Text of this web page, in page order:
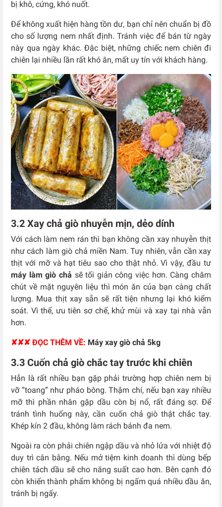
bị khô, cứng, khó nuốt.
Để không xuất hiện hàng tồn dư, bạn chỉ nên chuẩn bị đồ
cho số lượng nem nhất định. Tránh việc để bán từ ngày
này qua ngày khác. Đặc biệt, những chiếc nem chiên đi
chiên lại nhiều lần rất khó ăn, mất uy tín với khách hàng.
3.2 Xay chả giò nhuyễn mịn, dẻo dính
Với cách làm nem rán thì bạn không cần xay nhuyễn thịt
như cách làm giò chả miền Nam. Tuy nhiên, vẫn cần xay
thịt với mỡ và hạt tiêu sao cho thật nhỏ. Vì vậy, đầu tư
máy làm giò chả sẽ tối giản công việc hơn. Càng chăm
chút về mặt nguyên liệu thì món ăn của bạn càng chất
lượng. Mua thịt xay sẵn sẽ rất tiện nhưng lại khó kiểm
soát. Vì thế, ưu tiên sơ chế, khử mùi và xay tại nhà vẫn
hơn.
✘✘✘ ĐỌC THÊM VỀ: Máy xay giò chả 5kg
3.3 Cuốn chả giò chắc tay trước khi chiên
Hẳn là rất nhiều bạn gặp phải trường hợp chiên nem bị
vỡ “toang” như pháo bông. Thậm chí, nếu bạn xay nhiều
mỡ thì phần nhân gặp dầu còn bị nổ, rất đáng sợ. Để
tránh tình huống này, cần cuốn chả giò thật chắc tay.
Khép kín 2 đầu, không làm rách bánh đa nem.
Ngoài ra còn phải chiên ngập dầu và nhỏ lửa với nhiệt độ
duy trì cân bằng. Nếu mở tiệm kinh doanh thì dùng bếp
chiên tách dầu sẽ cho năng suất cao hơn. Bên cạnh đó
còn khiến thành phẩm không bị ngấm quá nhiều dầu ăn,
tránh bị ngấy.